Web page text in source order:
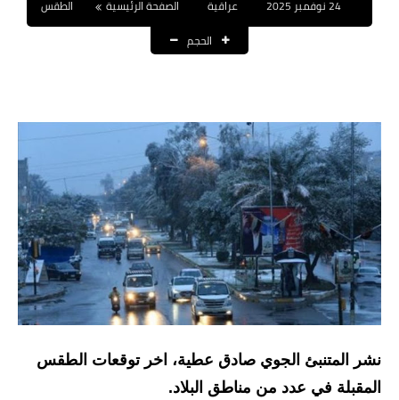
نتائج التعيينات
العقود والاجور اليومية
الرواتب
القروض والسلف
المنح المالية
قطع الاراضي
اخبار العراق
الاخبار السياسية
الاخبار الامنية
24 نوفمبر 2025 عراقية الصفحة الرئيسية
الطقس
الحجم
نشر المتنبئ الجوي صادق عطية، اخر توقعات الطقس
المقبلة في عدد من مناطق البلاد.